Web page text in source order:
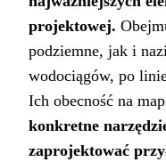
projektowej.
podziemne, jak i
wodociągów, po
Ich obecność na
konkretne
zaprojektować